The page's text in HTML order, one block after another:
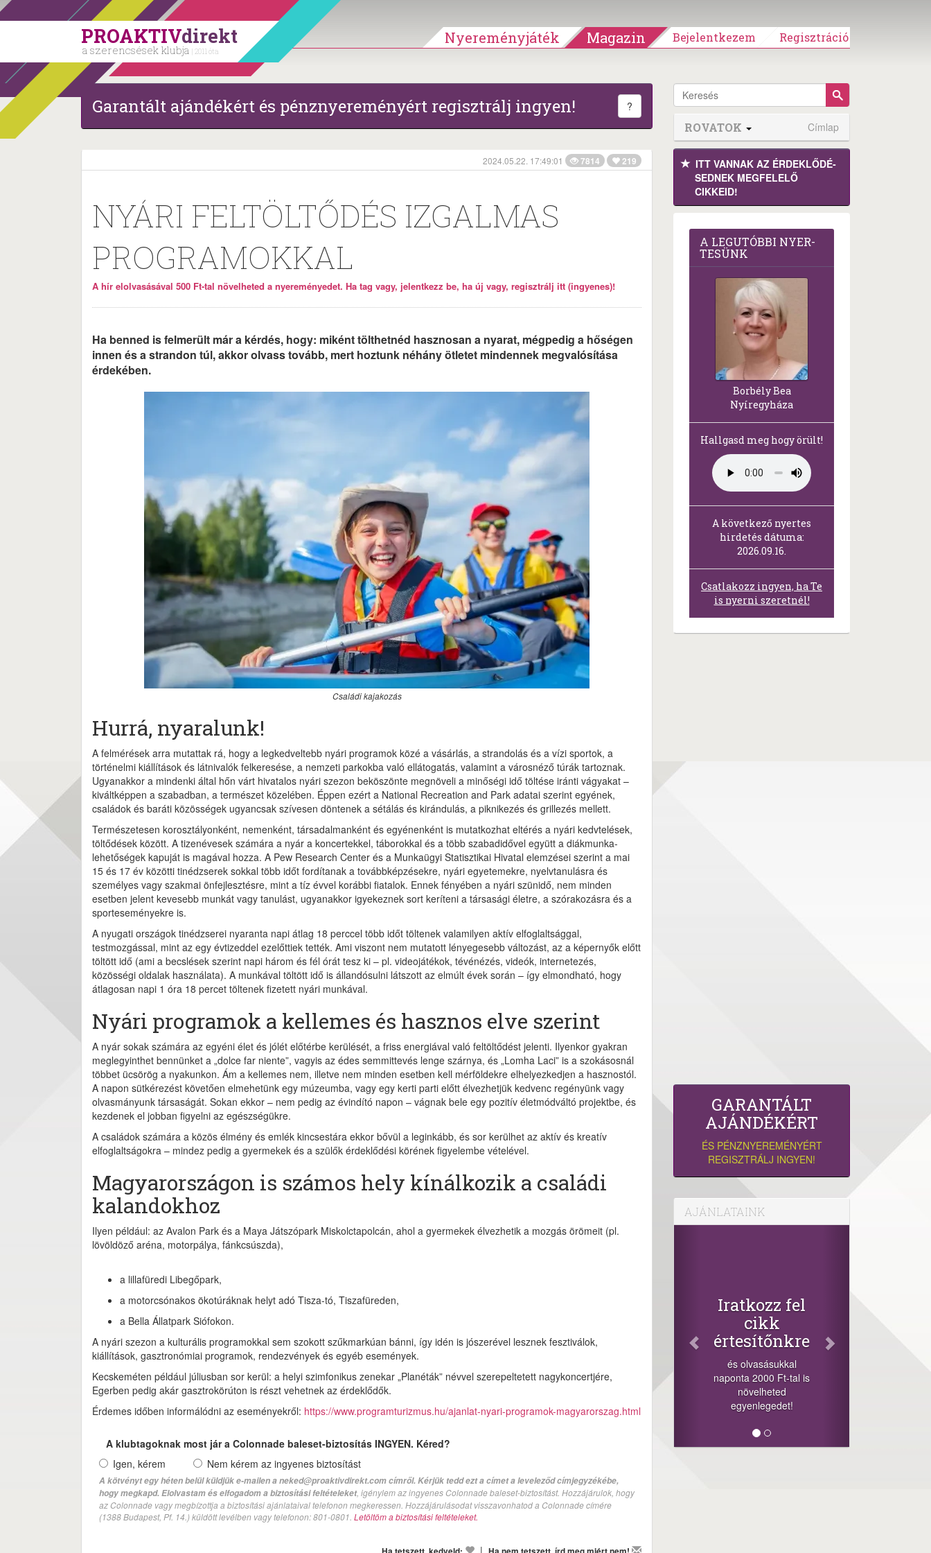
PROAKTIVdirekt
a szerencsések klubja | 2011 óta
Nyereményjáték Magazin Bejelentkezem Regisztráció
Garantált ajándékért és pénznyereményért regisztrálj ingyen! ?
2024.05.22. 17:49:01 7814 219
NYÁRI FELTÖLTŐDÉS IZGALMAS
PROGRAMOKKAL
A hír elolvasásával 500 Ft-tal növelheted a nyereményedet. Ha tag vagy, jelentkezz be, ha új vagy, regisztrálj itt (ingyenes)!
Ha benned is felmerült már a kérdés, hogy: miként tölthetnéd hasznosan a nyarat, mégpedig a hőségen
innen és a strandon túl, akkor olvass tovább, mert hoztunk néhány ötletet mindennek megvalósítása
érdekében.
Családi kajakozás
Hurrá, nyaralunk!
A felmérések arra mutattak rá, hogy a legkedveltebb nyári programok közé a vásárlás, a strandolás és a vízi sportok, a
történelmi kiállítások és látnivalók felkeresése, a nemzeti parkokba való ellátogatás, valamint a városnéző túrák tartoznak.
Ugyanakkor a mindenki által hőn várt hivatalos nyári szezon beköszönte megnöveli a minőségi idő töltése iránti vágyakat –
kiváltképpen a szabadban, a természet közelében. Éppen ezért a National Recreation and Park adatai szerint egyének,
családok és baráti közösségek ugyancsak szívesen döntenek a sétálás és kirándulás, a piknikezés és grillezés mellett.
Természetesen korosztályonként, nemenként, társadalmanként és egyénenként is mutatkozhat eltérés a nyári kedvtelések,
töltődések között. A tizenévesek számára a nyár a koncertekkel, táborokkal és a több szabadidővel együtt a diákmunka-
lehetőségek kapuját is magával hozza. A Pew Research Center és a Munkaügyi Statisztikai Hivatal elemzései szerint a mai
15 és 17 év közötti tinédzserek sokkal több időt fordítanak a továbbképzésekre, nyári egyetemekre, nyelvtanulásra és
személyes vagy szakmai önfejlesztésre, mint a tíz évvel korábbi fiatalok. Ennek fényében a nyári szünidő, nem minden
esetben jelent kevesebb munkát vagy tanulást, ugyanakkor igyekeznek sort keríteni a társasági életre, a szórakozásra és a
sporteseményekre is.
A nyugati országok tinédzserei nyaranta napi átlag 18 perccel több időt töltenek valamilyen aktív elfoglaltsággal,
testmozgással, mint az egy évtizeddel ezelőttiek tették. Ami viszont nem mutatott lényegesebb változást, az a képernyők előtt
töltött idő (ami a becslések szerint napi három és fél órát tesz ki – pl. videojátékok, tévénézés, videók, internetezés,
közösségi oldalak használata). A munkával töltött idő is állandósulni látszott az elmúlt évek során – így elmondható, hogy
átlagosan napi 1 óra 18 percet töltenek fizetett nyári munkával.
Nyári programok a kellemes és hasznos elve szerint
A nyár sokak számára az egyéni élet és jólét előtérbe kerülését, a friss energiával való feltöltődést jelenti. Ilyenkor gyakran
meglegyinthet bennünket a „dolce far niente”, vagyis az édes semmittevés lenge szárnya, és „Lomha Laci” is a szokásosnál
többet ücsörög a nyakunkon. Ám a kellemes nem, illetve nem minden esetben kell mérföldekre elhelyezkedjen a hasznostól.
A napon sütkérezést követően elmehetünk egy múzeumba, vagy egy kerti parti előtt élvezhetjük kedvenc regényünk vagy
olvasmányunk társaságát. Sokan ekkor – nem pedig az évindító napon – vágnak bele egy pozitív életmódváltó projektbe, és
kezdenek el jobban figyelni az egészségükre.
A családok számára a közös élmény és emlék kincsestára ekkor bővül a leginkább, és sor kerülhet az aktív és kreatív
elfoglaltságokra – mindez pedig a gyermekek és a szülők érdeklődési körének figyelembe vételével.
Magyarországon is számos hely kínálkozik a családi
kalandokhoz
Ilyen például: az Avalon Park és a Maya Játszópark Miskolctapolcán, ahol a gyermekek élvezhetik a mozgás örömeit (pl.
lövöldöző aréna, motorpálya, fánkcsúszda),
a lillafüredi Libegőpark,
a motorcsónakos ökotúráknak helyt adó Tisza-tó, Tiszafüreden,
a Bella Állatpark Siófokon.
A nyári szezon a kulturális programokkal sem szokott szűkmarkúan bánni, így idén is jószerével lesznek fesztiválok,
kiállítások, gasztronómiai programok, rendezvények és egyéb események.
Kecskeméten például júliusban sor kerül: a helyi szimfonikus zenekar „Planéták” névvel szerepeltetett nagykoncertjére,
Egerben pedig akár gasztrokörúton is részt vehetnek az érdeklődők.
Érdemes időben informálódni az eseményekről: https://www.programturizmus.hu/ajanlat-nyari-programok-magyarorszag.html
A klubtagoknak most jár a Colonnade baleset-biztosítás INGYEN. Kéred?
Igen, kérem
Nem kérem az ingyenes biztosítást
A kötvényt egy héten belül küldjük e-mailen a neked@proaktivdirekt.com címről. Kérjük tedd ezt a címet a leveleződ címjegyzékébe,
hogy megkapd. Elolvastam és elfogadom a biztosítási feltételeket, igénylem az ingyenes Colonnade baleset-biztosítást. Hozzájárulok, hogy
az Colonnade vagy megbízottja a biztosítási ajánlataival telefonon megkeressen. Hozzájárulásodat visszavonhatod a Colonnade címére
(1388 Budapest, Pf. 14.) küldött levélben vagy telefonon: 801-0801. Letöltöm a biztosítási feltételeket.
|
ROVATOK Címlap
ITT VANNAK AZ ÉRDEK­LŐDÉ­
SEDNEK MEGFE­LELŐ
CIKKEID!
A LEG­U­TÓB­BI NYER­
TE­SÜNK
Borbély Bea
Nyíregyháza
Hallgasd meg hogy örült!
A következő nyertes
hirdetés dátuma:
2026.09.16.
Csatlakozz ingyen, ha Te
is nyerni szeretnél!
GARANTÁLT
AJÁNDÉKÉRT
ÉS PÉNZNYEREMÉNYÉRT
REGISZTRÁLJ INGYEN!
AJÁNLATAINK
értesítőnkre
naponta 2000 Ft-tal is
növelheted
egyenlegedet!
+1.000.000 Ft...
-nyeremény növelés jár
sorsolás napján! A
lehetőséget. Lájkolj is